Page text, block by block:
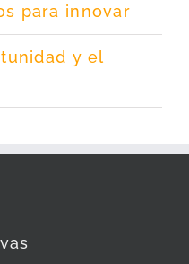
para innovar
y el